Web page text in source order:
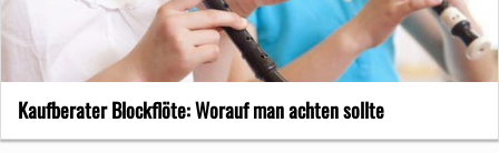
Kaufberater Blockflöte: Worauf man achten sollte